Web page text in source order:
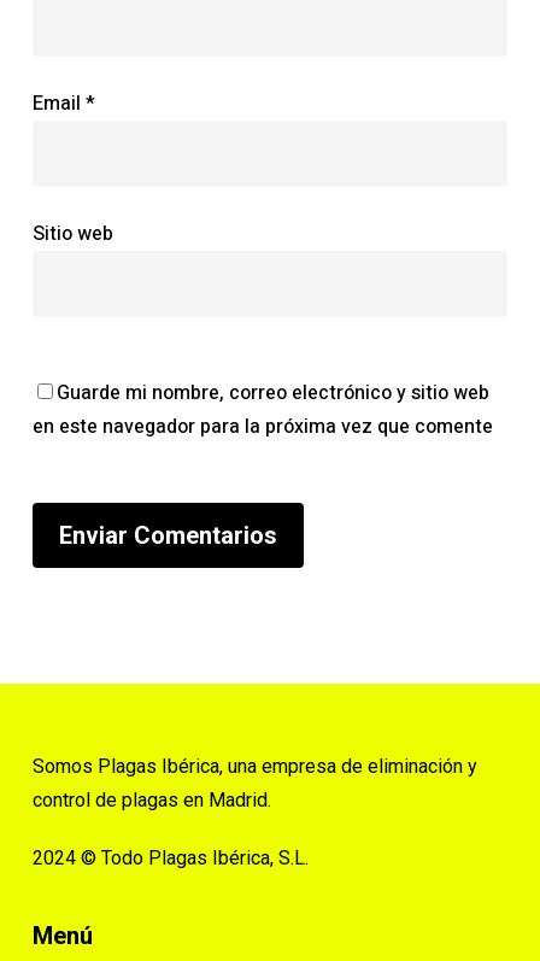
Email *
Sitio web
Guarde mi nombre, correo electrónico y sitio web
en este navegador para la próxima vez que comente
Somos Plagas Ibérica, una empresa de eliminación y
control de plagas en Madrid.
2024 © Todo Plagas Ibérica, S.L.
Menú